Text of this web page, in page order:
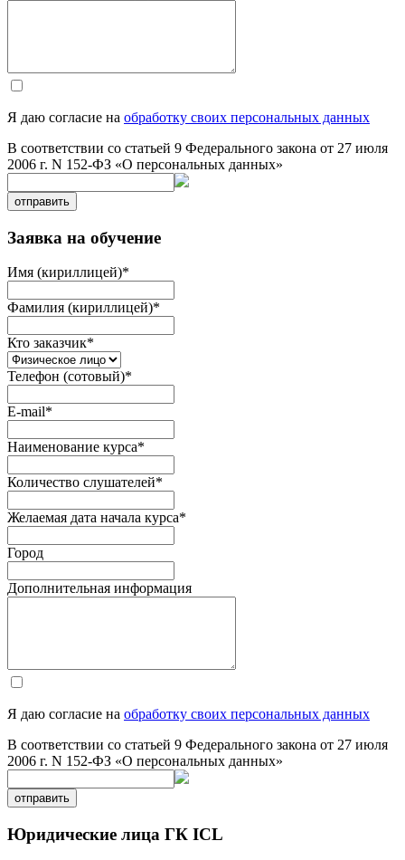
Я даю согласие на обработку своих персональных данных
В соответствии со статьей 9 Федерального закона от 27 июля
2006 г. N 152-ФЗ «О персональных данных»
отправить
Заявка на обучение
Имя (кириллицей)*
Фамилия (кириллицей)*
Кто заказчик*
Телефон (сотовый)*
E-mail*
Наименование курса*
Количество слушателей*
Желаемая дата начала курса*
Город
Дополнительная информация
Я даю согласие на обработку своих персональных данных
В соответствии со статьей 9 Федерального закона от 27 июля
2006 г. N 152-ФЗ «О персональных данных»
отправить
Юридические лица ГК ICL